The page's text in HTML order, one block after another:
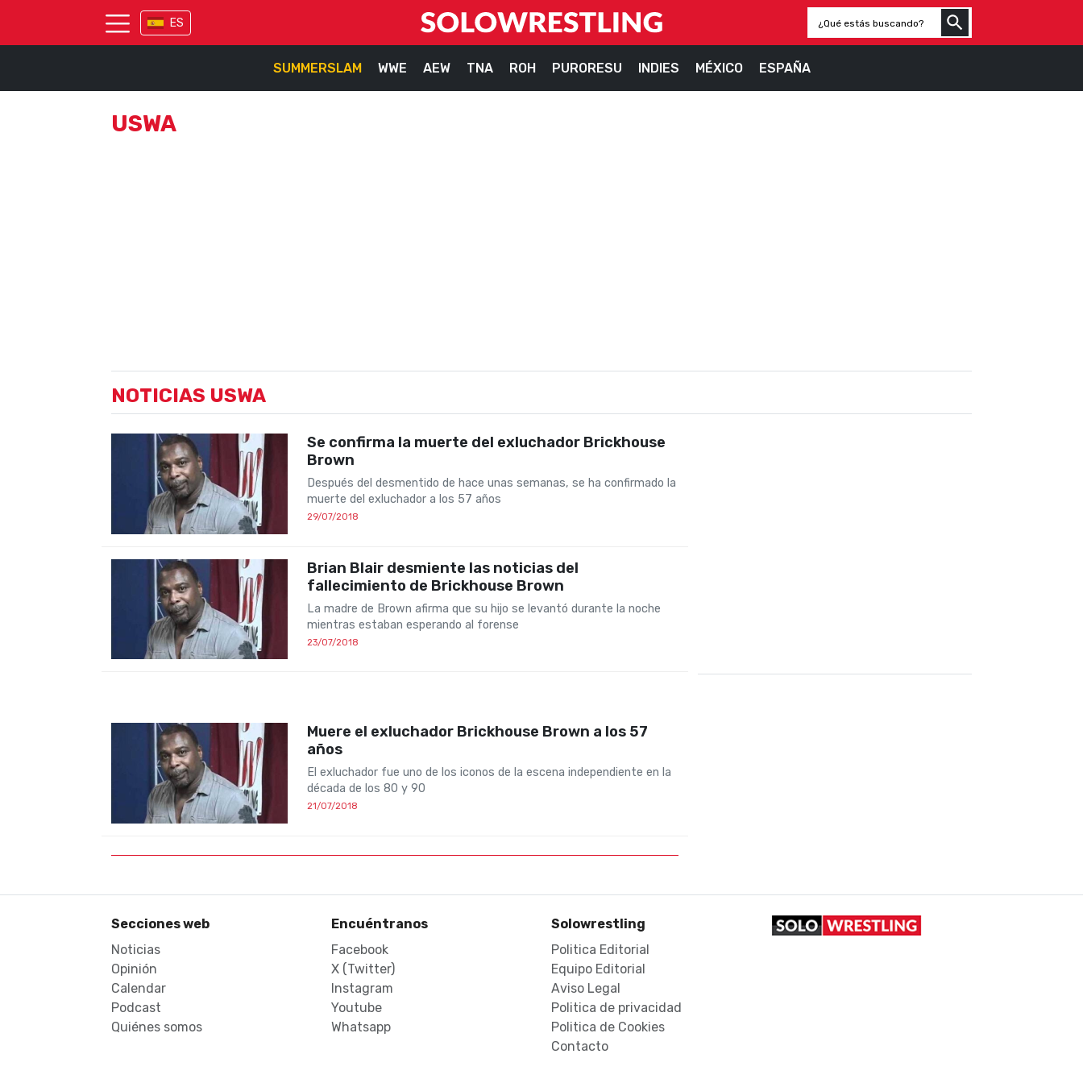
ES
SUMMERSLAM WWE AEW TNA ROH PURORESU INDIES MÉXICO ESPAÑA
USWA
NOTICIAS USWA
Se confirma la muerte del exluchador Brickhouse
Brown
Después del desmentido de hace unas semanas, se ha confirmado la
muerte del exluchador a los 57 años
29/07/2018
Brian Blair desmiente las noticias del
fallecimiento de Brickhouse Brown
La madre de Brown afirma que su hijo se levantó durante la noche
mientras estaban esperando al forense
23/07/2018
Muere el exluchador Brickhouse Brown a los 57
años
El exluchador fue uno de los iconos de la escena independiente en la
década de los 80 y 90
21/07/2018
Secciones web
Noticias
Opinión
Calendar
Podcast
Quiénes somos
Encuéntranos
Facebook
X (Twitter)
Instagram
Youtube
Whatsapp
Solowrestling
Politica Editorial
Equipo Editorial
Aviso Legal
Politica de privacidad
Politica de Cookies
Contacto